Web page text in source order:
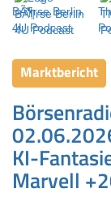
Marktbericht
KI-
Marvell